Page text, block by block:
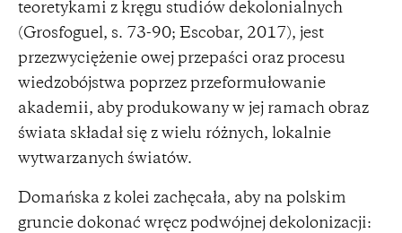
teoretykami z kręgu studiów dekolonialnych
(Grosfoguel, s. 73-90; Escobar, 2017), jest
przezwyciężenie owej przepaści oraz procesu
wiedzobójstwa poprzez przeformułowanie
akademii, aby produkowany w jej ramach obraz
świata składał się z wielu różnych, lokalnie
wytwarzanych światów.
Domańska z kolei zachęcała, aby na polskim
gruncie dokonać wręcz podwójnej dekolonizacji: